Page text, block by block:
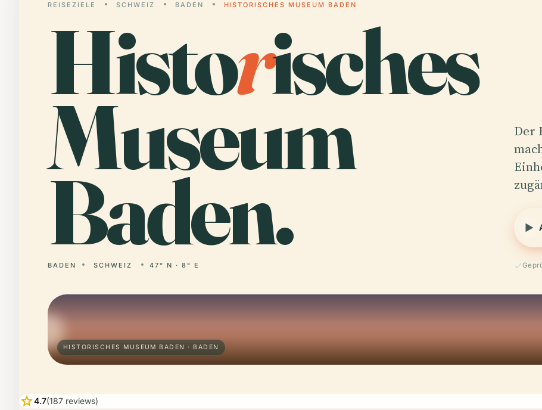
REISEZIELE SCHWEIZ BADEN HISTORISCHES MUSEUM BADEN
Historisches
Museum
Baden.
BADEN SCHWEIZ 47° N · 8° E
Der
HISTORISCHES MUSEUM BADEN · BADEN
star4.7(187 reviews)